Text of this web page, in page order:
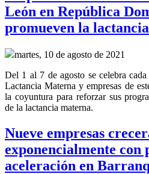
León en República
promueven la
martes, 10 de agosto de 2021
Del 1 al 7 de agosto se celebra
Lactancia Materna y empresas de
la coyuntura para reforzar sus
de la lactancia materna.
Nueve empresas
exponencialmente con
aceleración en